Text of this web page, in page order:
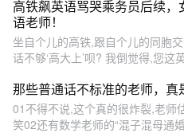
高铁飙英语骂哭乘务员后续
语老师！
坐自个儿的高铁,跟自个儿的同胞
话不够‘高大上’呗? 我倒觉得,您这
那些普通话不标准的老师，真
01不得不说,这个真的很炸裂,老师
笑02还有数学老师的“混子混母通